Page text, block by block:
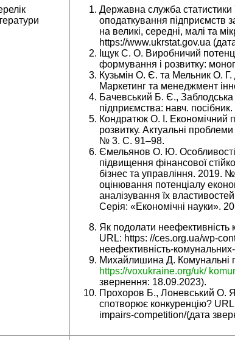
Державна служба статистики
оподаткування підприємств
на великі, середні, малі та
https://www.ukrstat.gov.ua
Іщук С. О. Виробничий
формування і розвитку:
Кузьмін О. Є. та Мельник О. Г.
Маркетинг та менеджмент
Бачевський Б. Є.,
підприємства: навч.
Кондратюк О. І. Економічний
розвитку. Актуальні
№ 3. С. 91–98.
Ємельянов О. Ю.
підвищення фінансової
бізнес та управління.
оцінювання потенціалу
аналізування їх
Серія: «Економічні науки».
Як подолати неефективність
URL: https: //ces.org.ua/wp-
неефективність-
Михайлишина Д. Комунальні
https://voxukraine.org/uk/
звернення: 18.09.2023).
Прохоров Б., Лоневський О.
спотворює конкуренцію?
impairs-competition/(дата